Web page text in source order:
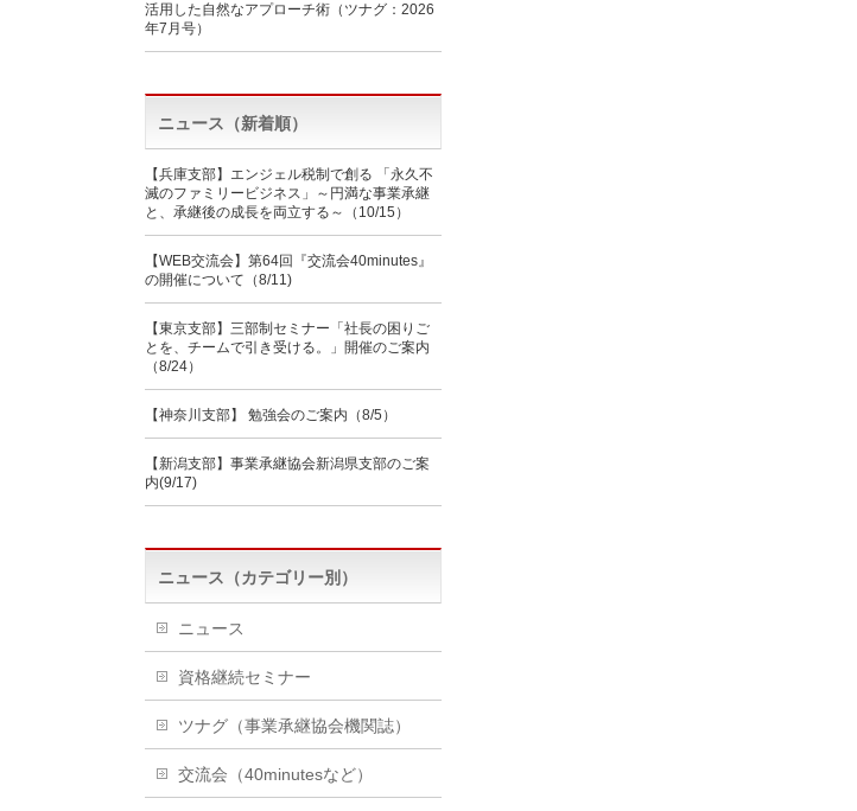
活用した自然なアプローチ術（ツナグ：2026
年7月号）
ニュース（新着順）
【兵庫支部】エンジェル税制で創る 「永久不
滅のファミリービジネス」～円満な事業承継
と、承継後の成長を両立する～（10/15）
【WEB交流会】第64回『交流会40minutes』
の開催について（8/11)
【東京支部】三部制セミナー「社長の困りご
とを、チームで引き受ける。」開催のご案内
（8/24）
【神奈川支部】 勉強会のご案内（8/5）
【新潟支部】事業承継協会新潟県支部のご案
内(9/17)
ニュース（カテゴリー別）
ニュース
資格継続セミナー
ツナグ（事業承継協会機関誌）
交流会（40minutesなど）